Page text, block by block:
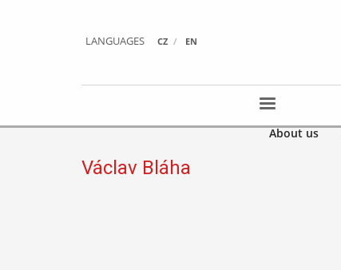
LANGUAGES CZ EN
About us
Václav Bláha